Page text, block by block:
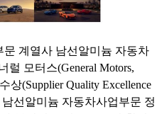
계열사 남선알미늄 자동차
모터스(General Motors,
상(Supplier Quality Excellence
선알미늄 자동차사업부문 정